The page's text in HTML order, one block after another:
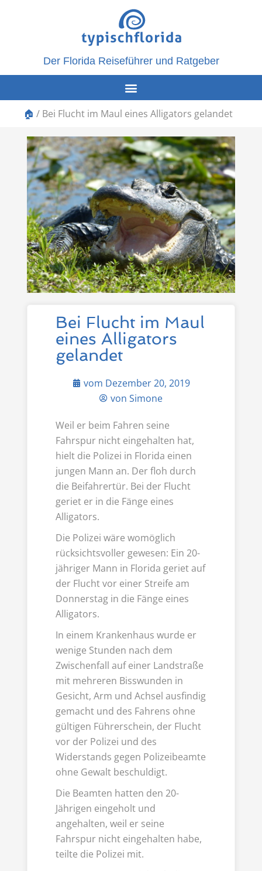
Der Florida Reiseführer und Ratgeber
🏠 / Bei Flucht im Maul eines Alligators gelandet
Bei Flucht im Maul
eines Alligators
gelandet
vom Dezember 20, 2019
von Simone
Weil er beim Fahren seine
Fahrspur nicht eingehalten hat,
hielt die Polizei in Florida einen
jungen Mann an. Der floh durch
die Beifahrertür. Bei der Flucht
geriet er in die Fänge eines
Alligators.
Die Polizei wäre womöglich
rücksichtsvoller gewesen: Ein 20-
jähriger Mann in Florida geriet auf
der Flucht vor einer Streife am
Donnerstag in die Fänge eines
Alligators.
In einem Krankenhaus wurde er
wenige Stunden nach dem
Zwischenfall auf einer Landstraße
mit mehreren Bisswunden in
Gesicht, Arm und Achsel ausfindig
gemacht und des Fahrens ohne
gültigen Führerschein, der Flucht
vor der Polizei und des
Widerstands gegen Polizeibeamte
ohne Gewalt beschuldigt.
Die Beamten hatten den 20-
Jährigen eingeholt und
angehalten, weil er seine
Fahrspur nicht eingehalten habe,
teilte die Polizei mit.